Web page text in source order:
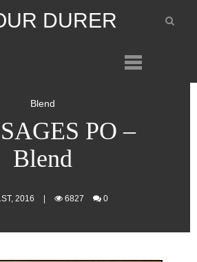
DURER
Blend
PO –
Blend
2016 6827 0